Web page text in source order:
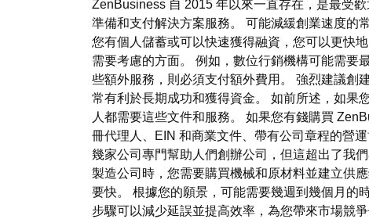
ZenBusiness 自 2015 年以來一直存在，是最受
準備和支付解決方案服務。 可能減緩創業速度的
您有個人儲蓄或可以快速獲得融資，您可以更快
需要考慮的方面。 例如，數位行銷機構可能需要
些額外服務，則必須支付額外費用。 強烈建議創
常有利於長期成功和獲得資金。 如前所述，如果
人都需要這些文件和服務。 如果您有錢購買
冊代理人、EIN 和商業文件、帶有公司章程的營
幾家公司專門幫助人們創辦公司，但這超出了我
製造公司時，您需要購買機械和原材料並建立供
要快。 根據您的願景，可能需要幾週到幾個月的
步驟可以減少延誤並提高效率，為您帶來市場競